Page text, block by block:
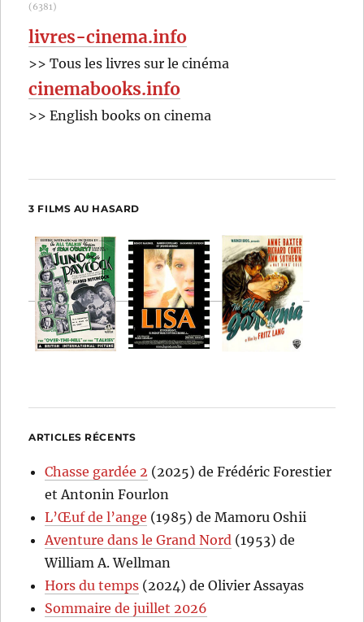
(6381)
livres-cinema.info
>> Tous les livres sur le cinéma
cinemabooks.info
>> English books on cinema
3 FILMS AU HASARD
ARTICLES RÉCENTS
Chasse gardée 2 (2025) de Frédéric Forestier
et Antonin Fourlon
L’Œuf de l’ange (1985) de Mamoru Oshii
Aventure dans le Grand Nord (1953) de
William A. Wellman
Hors du temps (2024) de Olivier Assayas
Sommaire de juillet 2026